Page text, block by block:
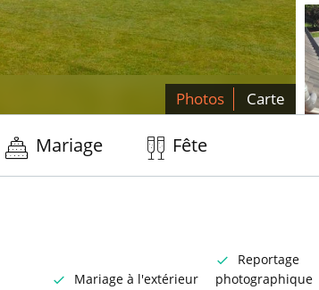
Photos Carte
Mariage Fête
Mariage à l'extérieur
Reportage
photographique